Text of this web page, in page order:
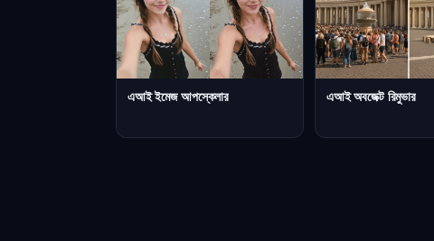
এআই ইমেজ আপস্কেলার এআই অবজেক্ট রিমুভার